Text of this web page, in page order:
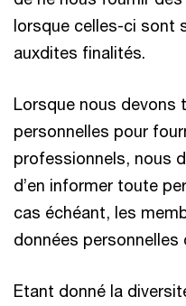
lorsque celles-ci sont
auxdites finalités.
Lorsque nous devons
personnelles pour
professionnels, nous
d’en informer toute
cas échéant, les
données
Etant donné la